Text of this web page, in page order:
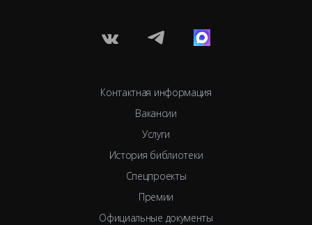
Контактная информация
Вакансии
Услуги
История библиотеки
Спецпроекты
Премии
Официальные документы